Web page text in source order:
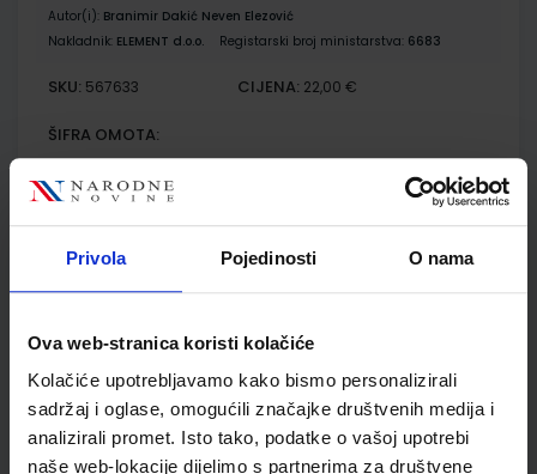
Privola Pojedinosti O nama
Ova web-stranica koristi kolačiće
Kolačiće upotrebljavamo kako bismo personalizirali
sadržaj i oglase, omogućili značajke društvenih medija i
analizirali promet. Isto tako, podatke o vašoj upotrebi
naše web-lokacije dijelimo s partnerima za društvene
Autor(i): Branimir Dakić Neven Elezović
Nakladnik: ELEMENT d.o.o. Registarski broj ministarstva: 6683
SKU: 567633 CIJENA: 22,00 €
ŠIFRA OMOTA:
Udžbenik
MATEMATIKA 3; (4 ili 5 sati nastave tjedno) 2. dio, udžbenik
Nakladnik:ELEMENT d.o.o. Registarski broj ministarstva:
SKU:567634 CIJENA:22,00 €
ŠIFRA OMOTA: